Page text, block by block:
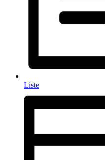
Liste